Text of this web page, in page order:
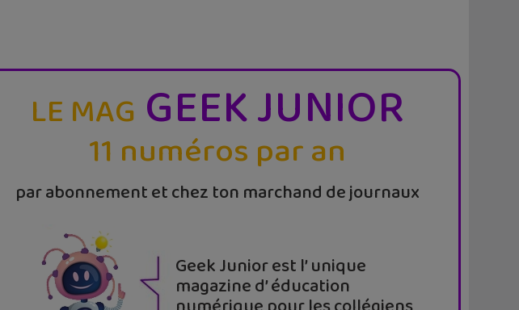
LE MAG GEEK JUNIOR
11 numéros par an
par abonnement et chez ton marchand de journaux
Geek Junior est l’ unique
magazine d’ éducation